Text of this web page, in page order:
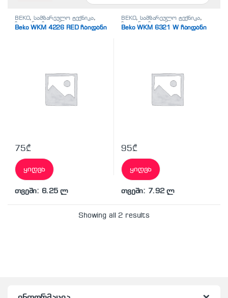
BEKO,სამზარეულო ტექნიკა,
ჩაიდანი,ჩაიდანი
Beko WKM 4226 RED ჩაიდანი
75₾
ყიდვა
თვეში: 6.25 ლ
BEKO,სამზარეულო ტექნიკა,
ჩაიდანი,ჩაიდანი
Beko WKM 6321 W ჩაიდანი
95₾
ყიდვა
თვეში: 7.92 ლ
Showing all 2 results